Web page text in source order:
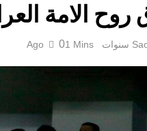
روح الامة
01 Mins